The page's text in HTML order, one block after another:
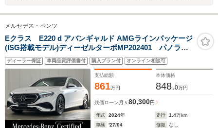
メルセデス・ベンツ
Eクラス E220 d アバンギャルド AMGラインパッケージ
(ISG搭載モデル)ディーゼルターボMP202401 パノラミ
ックスライディングルーフ/デジタルインテリアパッケー
ジ/レザーエクスクルーシブパッケージ/アドバンスドパッ
ケージ/ナッパレザーシート/MBUXエンターテインメント
パッケージプラス/ETC2.0
ディーラー保証 車両品質評価書付 購入プラン付 オンライン相談可
支払総額
861万円
本体価格
848.0万円
残価ローン 月々80,300円
年式 2024年 走行 1.4万km
車検
'27/04 修復
なし